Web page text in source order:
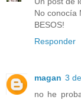
No conocía
BESOS!
Responder
magan 3
no he